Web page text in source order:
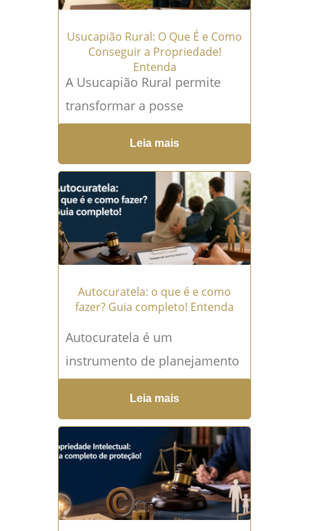
Usucapião Rural: O Que É e Como
Conseguir a Propriedade!
Entenda
A Usucapião Rural permite
transformar a posse
prolongada de uma terra em
propriedade reconhecida
legalmente, desde que o
ocupante cumpra os
requisitos previstos...Leia
mais →
Leia mais
Autocuratela: o que é e como
fazer? Guia completo! Entenda
Autocuratela é um
instrumento de planejamento
pessoal que permite a uma
pessoa capaz indicar quem
gostaria que fosse nomeado
seu curador caso, no... Leia
Leia mais